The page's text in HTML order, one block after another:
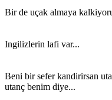
Bir de uçak almaya
Ingilizlerin lafi var...
Beni bir sefer kandirirsan
utanç benim diye...